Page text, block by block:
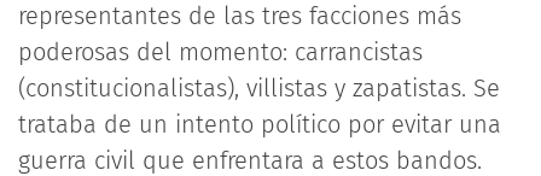
representantes de las tres facciones más
poderosas del momento: carrancistas
(constitucionalistas), villistas y zapatistas. Se
trataba de un intento político por evitar una
guerra civil que enfrentara a estos bandos.